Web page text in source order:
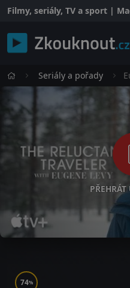
Filmy, seriály, TV a sport |
Seriály a pořady
74%